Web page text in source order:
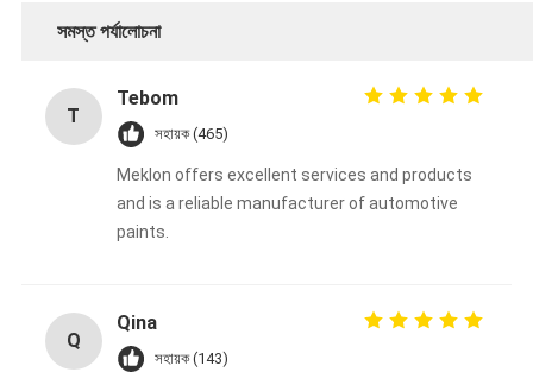
সমস্ত পর্যালোচনা
T
Tebom
সহায়ক (465)
Meklon offers excellent services and products
and is a reliable manufacturer of automotive
paints.
Q
Qina
সহায়ক (143)